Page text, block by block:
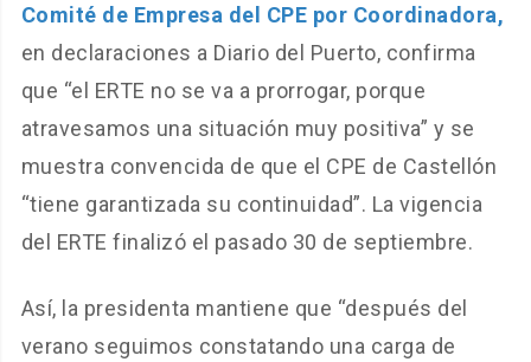
Comité de Empresa del CPE por Coordinadora,
en declaraciones a Diario del Puerto, confirma
que “el ERTE no se va a prorrogar, porque
atravesamos una situación muy positiva” y se
muestra convencida de que el CPE de Castellón
“tiene garantizada su continuidad”. La vigencia
del ERTE finalizó el pasado 30 de septiembre.
Así, la presidenta mantiene que “después del
verano seguimos constatando una carga de